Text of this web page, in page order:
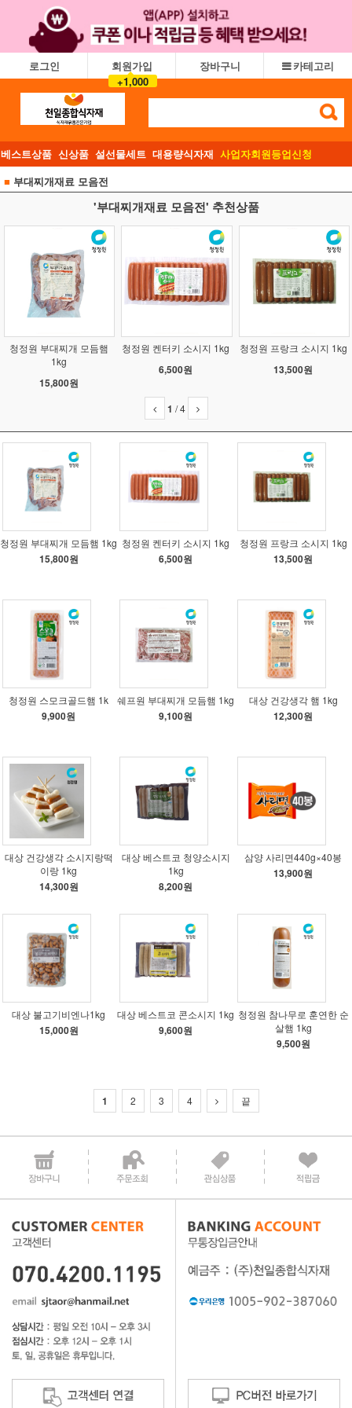
로그인
회원가입
+1,000
장바구니 카테고리
베스트상품 신상품 설선물세트 대용량식자재 사업자회원등업신청
■ 부대찌개재료 모음전
'부대찌개재료 모음전' 추천상품
청정원 부대찌개 모듬햄
1kg
15,800원
청정원 켄터키 소시지 1kg
6,500원
청정원 프랑크 소시지 1kg
13,500원
1 /4
청정원 부대찌개 모듬햄 1kg
15,800원
청정원 켄터키 소시지 1kg
6,500원
청정원 프랑크 소시지 1kg
13,500원
청정원 스모크골드햄 1k
9,900원
쉐프원 부대찌개 모듬햄 1kg
9,100원
대상 건강생각 햄 1kg
12,300원
대상 건강생각 소시지랑떡
이랑 1kg
14,300원
대상 베스트코 청양소시지
1kg
8,200원
삼양 사리면440g×40봉
13,900원
대상 불고기비엔나1kg
15,000원
대상 베스트코 콘소시지 1kg
9,600원
청정원 참나무로 훈연한 순
살햄 1kg
9,500원
1 2 3 4 끝